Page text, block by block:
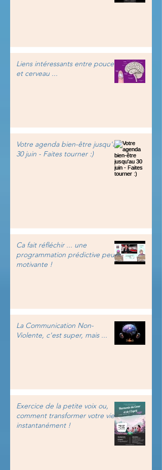
Liens intéressants entre pouce
et cerveau ...
Votre agenda bien-être jusqu'au
30 juin - Faites tourner :)
Ca fait réfléchir ... une
programmation prédictive peu
motivante !
La Communication Non-
Violente, c'est super, mais ...
Exercice de la petite voix ou,
comment transformer votre vie
instantanément !